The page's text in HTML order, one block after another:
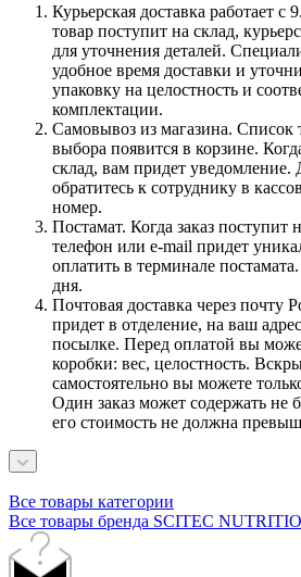
Курьерская доставка работает с
товар поступит на склад,
для уточнения деталей.
удобное время доставки и
упаковку на целостность и
комплектации.
Самовывоз из магазина. Список
выбора появится в корзине.
склад, вам придет уведомление.
обратитесь к сотруднику в
номер.
Постамат. Когда заказ поступит
телефон или e-mail придет
оплатить в терминале
дня.
Почтовая доставка через почту
придет в отделение, на ваш
посылке. Перед оплатой вы
коробки: вес, целостность.
самостоятельно вы можете
Один заказ может содержать не
его стоимость не должна
Все товары категории
Все товары бренда SCITEC